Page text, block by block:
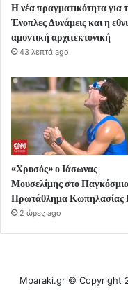
Η νέα πραγματικότητα για
Ένοπλες Δυνάμεις και η
αμυντική αρχιτεκτονική
43 λεπτά ago
«Χρυσός» ο Ιάσωνας
Μουσελίμης στο Παγκόσμιο
Πρωτάθλημα Κωπηλασίας
2 ώρες ago
Mparaki.gr © Copyright